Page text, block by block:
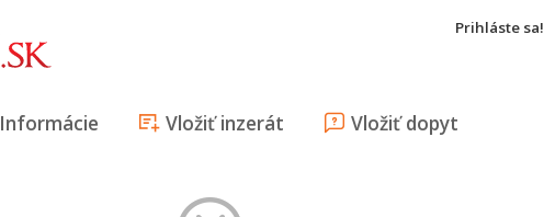
Prihláste sa!
Informácie Vložiť inzerát Vložiť dopyt